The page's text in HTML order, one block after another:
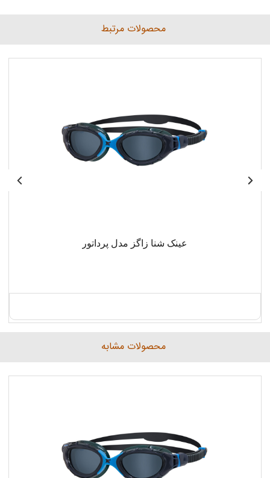
محصولات مرتبط
عینک شنا زاگز مدل پرداتور
محصولات مشابه